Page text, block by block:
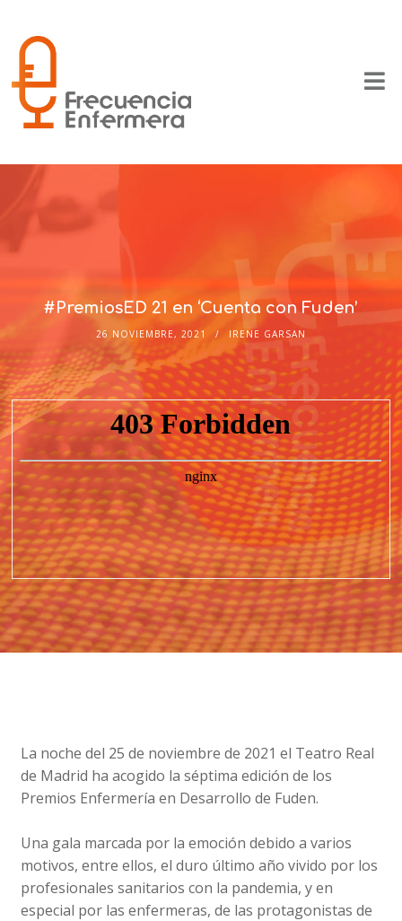
#PremiosED 21 en ‘Cuenta con Fuden’
26 NOVIEMBRE, 2021 IRENE GARSAN
La noche del 25 de noviembre de 2021 el Teatro Real
de Madrid ha acogido la séptima edición de los
Premios Enfermería en Desarrollo de Fuden.
Una gala marcada por la emoción debido a varios
motivos, entre ellos, el duro último año vivido por los
profesionales sanitarios con la pandemia, y en
especial por las enfermeras, de las protagonistas de